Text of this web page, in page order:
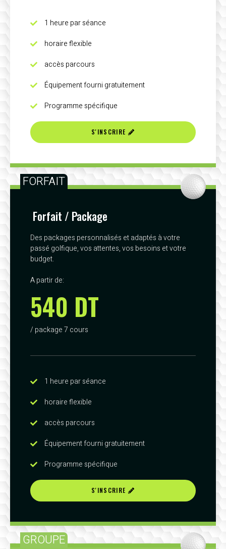
1 heure par séance
horaire flexible
accès parcours
Équipement fourni gratuitement
Programme spécifique
S'INSCRIRE
FORFAIT
Forfait / Package
Des packages personnalisés et adaptés à votre
passé golfique, vos attentes, vos besoins et votre
budget.
A partir de:
540 DT
/ package 7 cours
1 heure par séance
horaire flexible
accès parcours
Équipement fourni gratuitement
Programme spécifique
S'INSCRIRE
GROUPE